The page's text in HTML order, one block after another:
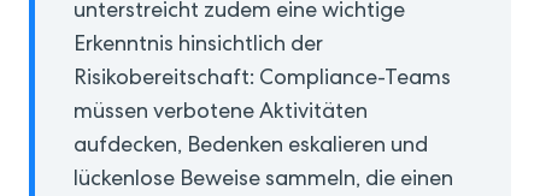
unterstreicht zudem eine wichtige
Erkenntnis hinsichtlich der
Risikobereitschaft: Compliance-Teams
müssen verbotene Aktivitäten
aufdecken, Bedenken eskalieren und
lückenlose Beweise sammeln, die einen